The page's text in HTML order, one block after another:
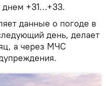
+31…+33.
данные о погоде в
день, делает
а через МЧС